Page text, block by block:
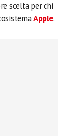
scelta per chi
Apple.